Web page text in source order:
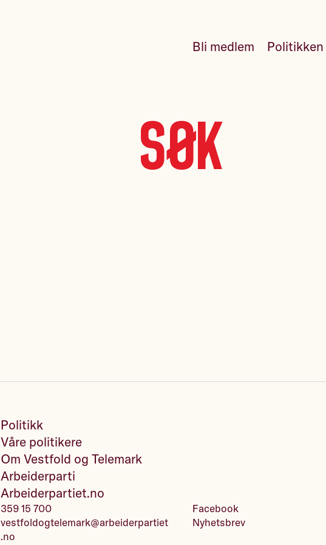
Bli medlem Politikken
Søk
Politikk
Våre politikere
Om Vestfold og Telemark
Arbeiderparti
Arbeiderpartiet.no
359 15 700
vestfoldogtelemark@arbeiderpartiet
.no
Facebook
Nyhetsbrev